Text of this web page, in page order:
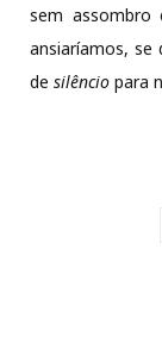
sem assombro
ansiaríamos, se
de silêncio para